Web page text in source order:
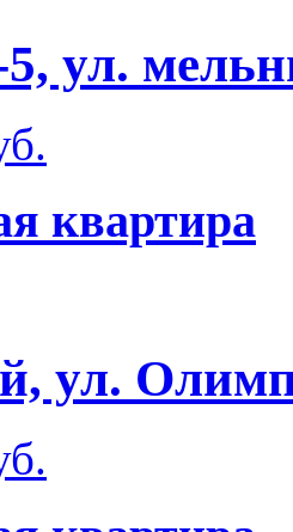
ул.
квартира
ул.